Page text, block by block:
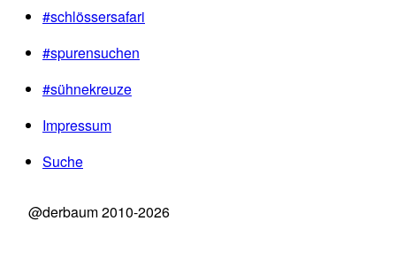
#schlössersafari
#spurensuchen
#sühnekreuze
Impressum
Suche
@derbaum 2010-2026